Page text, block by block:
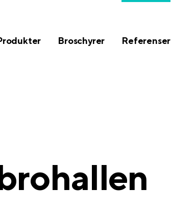
Broschyrer Referenser